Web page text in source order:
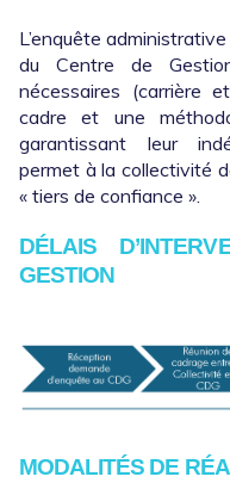
L’enquête
du Centre de
nécessaires (carrière
cadre et une
garantissant leur
permet à la collectivité
« tiers de confiance ».
DÉLAIS
GESTION
MODALITÉS DE